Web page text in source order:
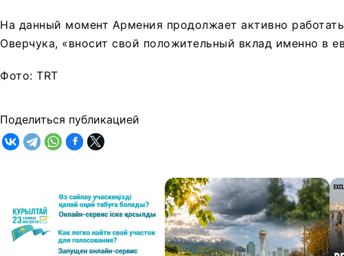
На данный момент Армения продолжает активно
Оверчука, «вносит свой положительный вклад именно в
Фото: TRT
Поделиться публикацией